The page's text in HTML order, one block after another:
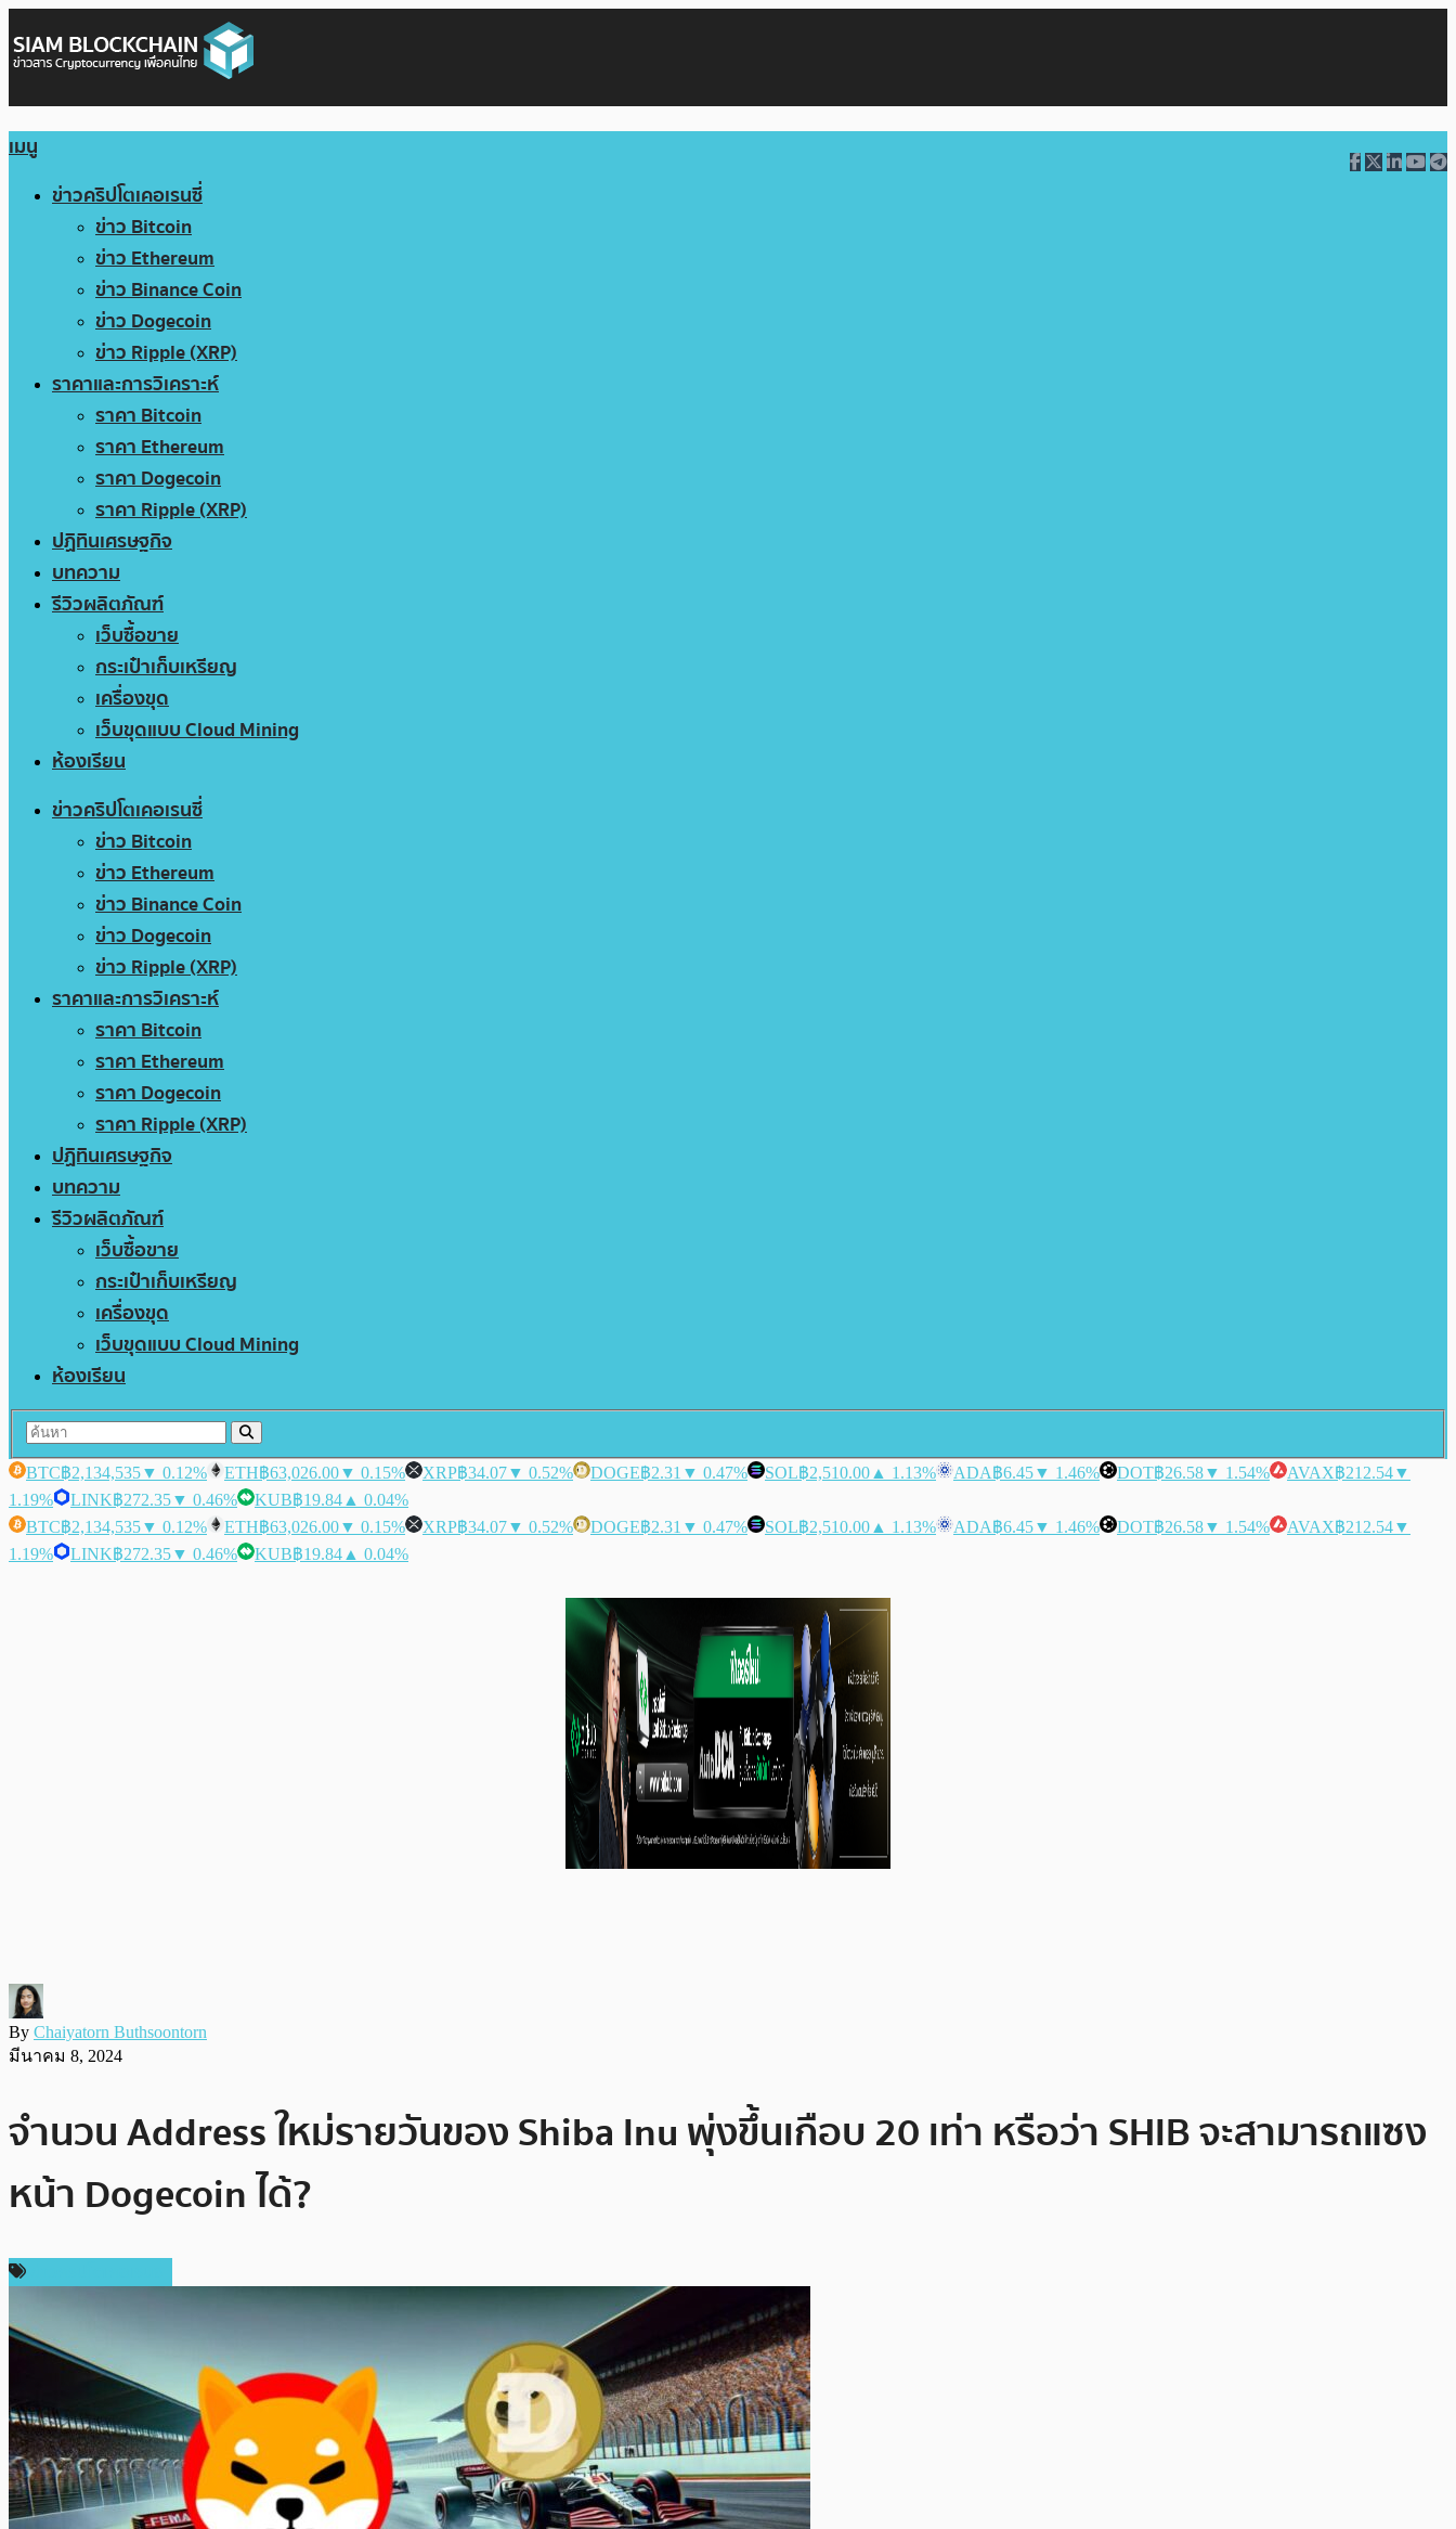
เมนู
ข่าวคริปโตเคอเรนซี่
ข่าว Bitcoin
ข่าว Ethereum
ข่าว Binance Coin
ข่าว Dogecoin
ข่าว Ripple (XRP)
ราคาและการวิเคราะห์
ราคา Bitcoin
ราคา Ethereum
ราคา Dogecoin
ราคา Ripple (XRP)
ปฏิทินเศรษฐกิจ
บทความ
รีวิวผลิตภัณฑ์
เว็บซื้อขาย
กระเป๋าเก็บเหรียญ
เครื่องขุด
เว็บขุดแบบ Cloud Mining
ห้องเรียน
ข่าวคริปโตเคอเรนซี่
ข่าว Bitcoin
ข่าว Ethereum
ข่าว Binance Coin
ข่าว Dogecoin
ข่าว Ripple (XRP)
ราคาและการวิเคราะห์
ราคา Bitcoin
ราคา Ethereum
ราคา Dogecoin
ราคา Ripple (XRP)
ปฏิทินเศรษฐกิจ
บทความ
รีวิวผลิตภัณฑ์
เว็บซื้อขาย
กระเป๋าเก็บเหรียญ
เครื่องขุด
เว็บขุดแบบ Cloud Mining
ห้องเรียน
BTC฿2,134,535▼ 0.12% ETH฿63,026.00▼ 0.15% XRP฿34.07▼ 0.52% DOGE฿2.31 ▼ 0.47% SOL฿2,510.00 ▲ 1.13% ADA฿6.45▼ 1.46% DOT฿26.58▼ 1.54% AVAX฿212.54▼
1.19%
LINK฿272.35▼ 0.46% KUB฿19.84 ▲ 0.04%
BTC฿2,134,535▼ 0.12% ETH฿63,026.00▼ 0.15% XRP฿34.07▼ 0.52% DOGE฿2.31 ▼ 0.47% SOL฿2,510.00 ▲ 1.13% ADA฿6.45▼ 1.46% DOT฿26.58▼ 1.54% AVAX฿212.54▼
1.19%
LINK฿272.35▼ 0.46% KUB฿19.84 ▲ 0.04%
By Chaiyatorn Buthsoontorn
มีนาคม 8, 2024
จำนวน Address ใหม่รายวันของ Shiba Inu พุ่งขึ้นเกือบ 20 เท่า หรือว่า SHIB จะสามารถแซง
หน้า Dogecoin ได้?